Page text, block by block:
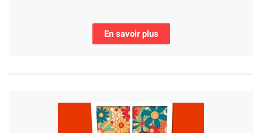
En savoir plus